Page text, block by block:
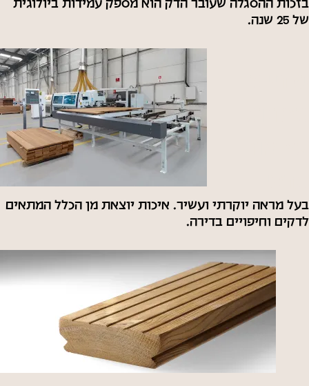
בזכות ההסגלה שעובר הדק הוא מספק עמידות ביולוגית
של 25 שנה.
בעל מראה יוקרתי ועשיר. איכות יוצאת מן הכלל המתאים
לדקים וחיפויים בדירה.